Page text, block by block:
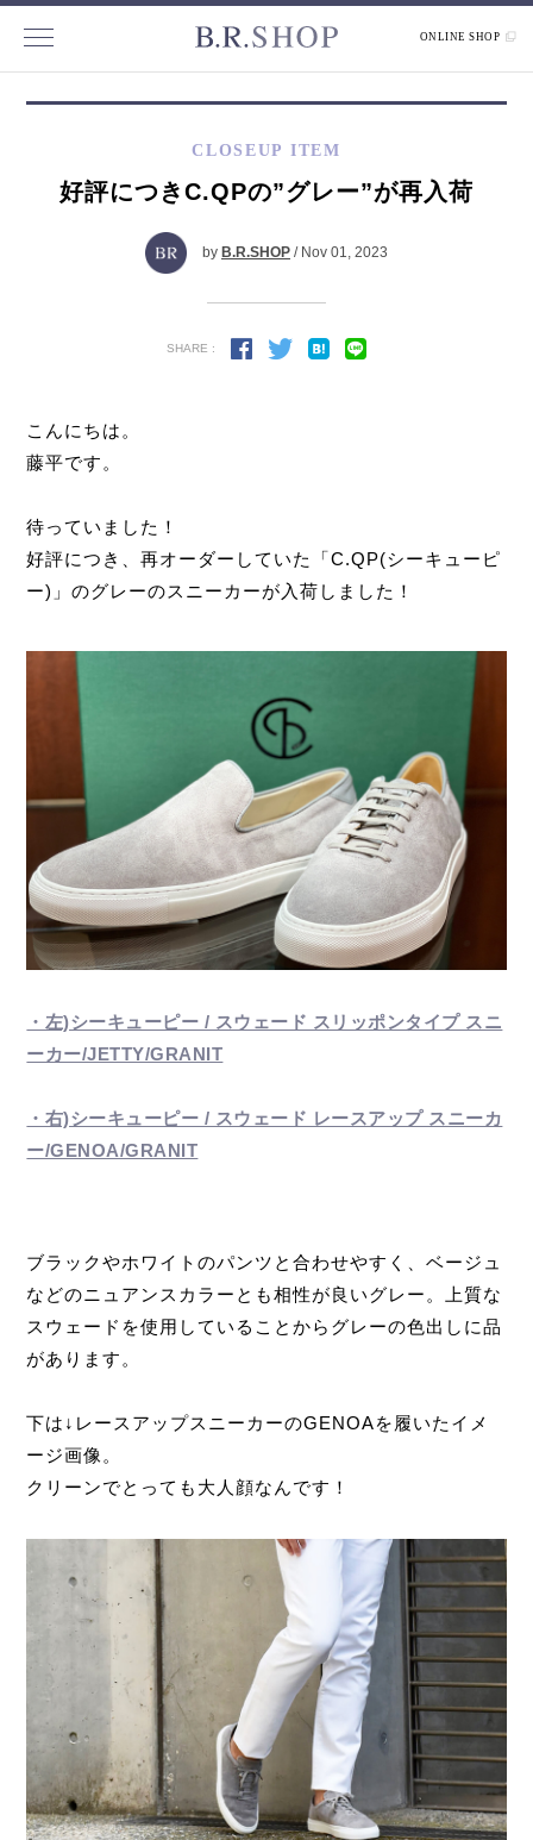
ONLINE SHOP
CLOSEUP ITEM
好評につきC.QPの”グレー”が再入荷
by B.R.SHOP / Nov 01, 2023
SHARE :
こんにちは。
藤平です。
待っていました！
好評につき、再オーダーしていた「C.QP(シーキューピ
ー)」のグレーのスニーカーが入荷しました！
・左)シーキューピー / スウェード スリッポンタイプ スニ
ーカー/JETTY/GRANIT
・右)シーキューピー / スウェード レースアップ スニーカ
ー/GENOA/GRANIT
ブラックやホワイトのパンツと合わせやすく、ベージュ
などのニュアンスカラーとも相性が良いグレー。上質な
スウェードを使用していることからグレーの色出しに品
があります。
下は↓レースアップスニーカーのGENOAを履いたイメ
ージ画像。
クリーンでとっても大人顔なんです！